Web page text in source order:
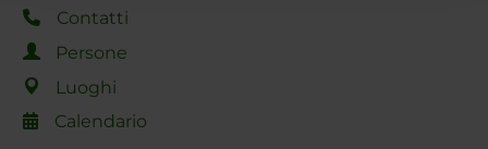
raccolto dal tuo utilizzo dei loro servizi.
Contatti
Persone
Luoghi
Calendario